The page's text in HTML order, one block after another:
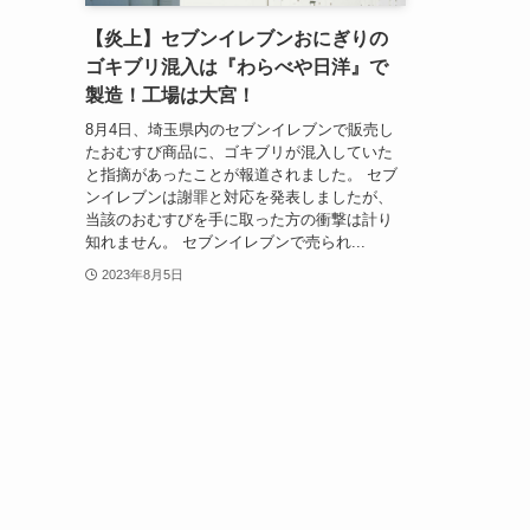
【炎上】セブンイレブンおにぎりの
ゴキブリ混入は『わらべや日洋』で
製造！工場は大宮！
8月4日、埼玉県内のセブンイレブンで販売し
たおむすび商品に、ゴキブリが混入していた
と指摘があったことが報道されました。 セブ
ンイレブンは謝罪と対応を発表しましたが、
当該のおむすびを手に取った方の衝撃は計り
知れません。 セブンイレブンで売られ...
2023年8月5日